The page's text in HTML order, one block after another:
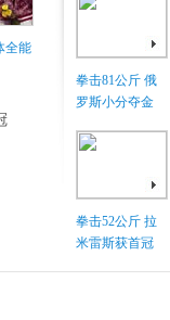
全能
拳击81公斤 俄
罗斯小分夺金
拳击52公斤 拉
米雷斯获首冠